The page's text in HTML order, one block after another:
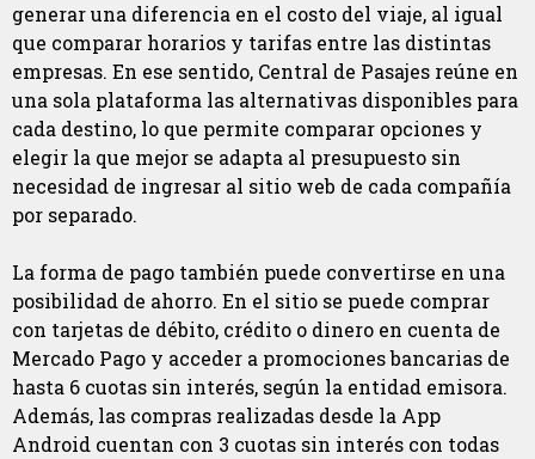
generar una diferencia en el costo del viaje, al igual
que comparar horarios y tarifas entre las distintas
empresas. En ese sentido, Central de Pasajes reúne en
una sola plataforma las alternativas disponibles para
cada destino, lo que permite comparar opciones y
elegir la que mejor se adapta al presupuesto sin
necesidad de ingresar al sitio web de cada compañía
por separado.
La forma de pago también puede convertirse en una
posibilidad de ahorro. En el sitio se puede comprar
con tarjetas de débito, crédito o dinero en cuenta de
Mercado Pago y acceder a promociones bancarias de
hasta 6 cuotas sin interés, según la entidad emisora.
Además, las compras realizadas desde la App
Android cuentan con 3 cuotas sin interés con todas